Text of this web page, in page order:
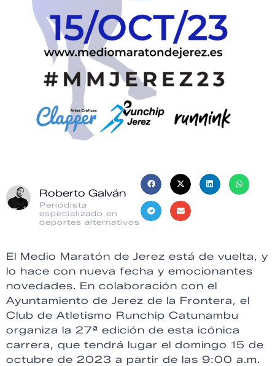
Roberto Galván
Periodista
especializado en
deportes alternativos
El Medio Maratón de Jerez está de vuelta, y
lo hace con nueva fecha y emocionantes
novedades. En colaboración con el
Ayuntamiento de Jerez de la Frontera, el
Club de Atletismo Runchip Catunambu
organiza la 27ª edición de esta icónica
carrera, que tendrá lugar el domingo 15 de
octubre de 2023 a partir de las 9:00 a.m.